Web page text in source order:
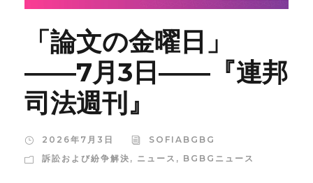
「論文の金曜日」
――7月3日――『連邦
司法週刊』
2026年7月3日
SOFIABGBG
訴訟および紛争解決 , ニュース , BGBGニュース